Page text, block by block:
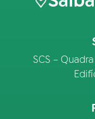
SCS –